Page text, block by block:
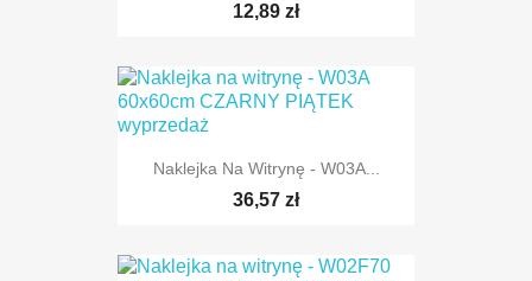
12,89 zł
Naklejka Na Witrynę - W03A...
36,57 zł